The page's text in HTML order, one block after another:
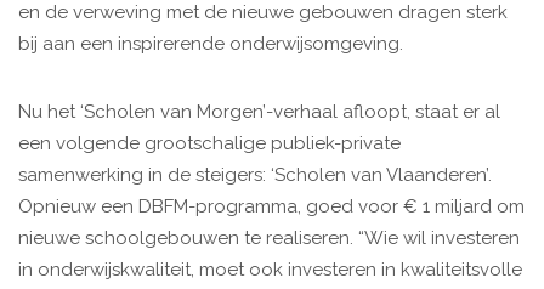
en de verweving met de nieuwe gebouwen dragen sterk
bij aan een inspirerende onderwijsomgeving.
Nu het ‘Scholen van Morgen’-verhaal afloopt, staat er al
een volgende grootschalige publiek-private
samenwerking in de steigers: ‘Scholen van Vlaanderen’.
Opnieuw een DBFM-programma, goed voor € 1 miljard om
nieuwe schoolgebouwen te realiseren. “Wie wil investeren
in onderwijskwaliteit, moet ook investeren in kwaliteitsvolle